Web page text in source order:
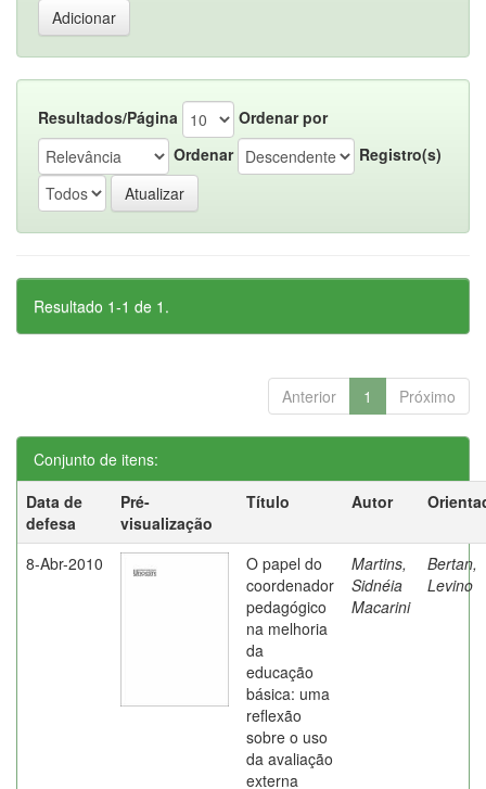
Resultados/Página
Ordenar por
Ordenar
Registro(s)
Resultado 1-1 de 1.
Anterior 1 Próximo
Conjunto de itens:
Data de
defesa
Pré-
visualização
Título Autor
8-Abr-2010
O papel do
coordenador
pedagógico
na melhoria
da
educação
básica: uma
reflexão
sobre o uso
da avaliação
externa
Martins,
Sidnéia
Macarini
Bertan,
Levino